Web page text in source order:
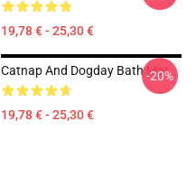
19,78 € - 25,30 €
Catnap And Dogday Bath Mat
19,78 € - 25,30 €
-20%